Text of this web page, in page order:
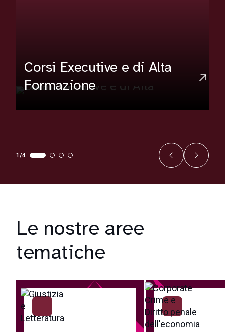
Corsi Executive e di Alta
Formazione
1/4
Le nostre aree
tematiche